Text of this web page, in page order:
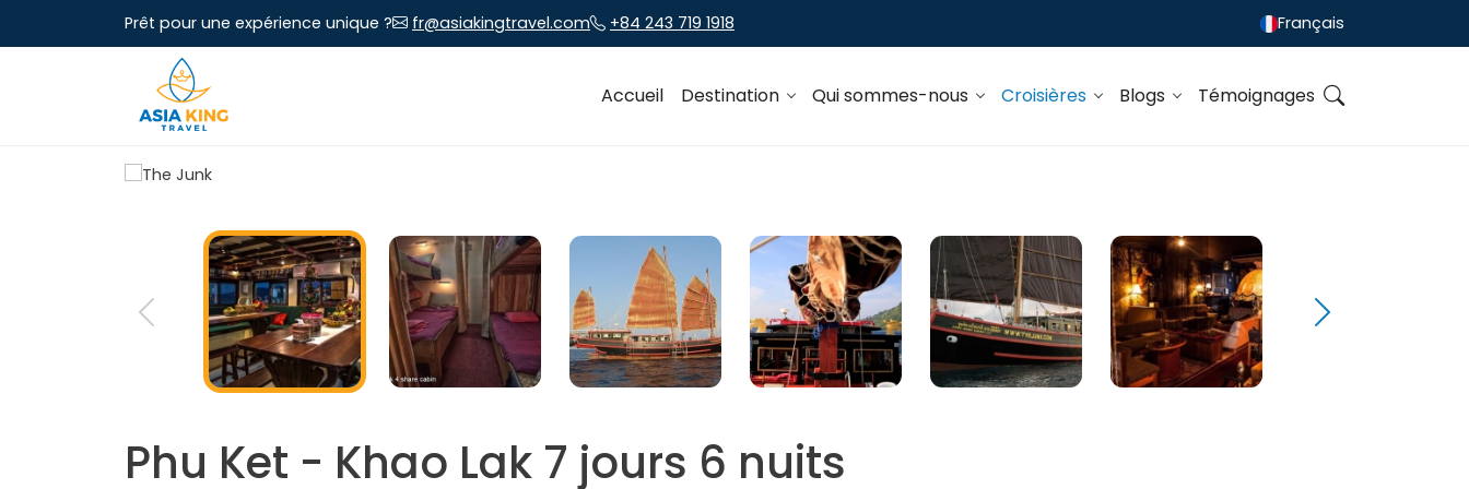
Prêt pour une expérience unique ? fr@asiakingtravel.com +84 243 719 1918 Français
Accueil Destination Qui sommes-nous Croisières Blogs Témoignages
Phu Ket - Khao Lak 7 jours 6 nuits